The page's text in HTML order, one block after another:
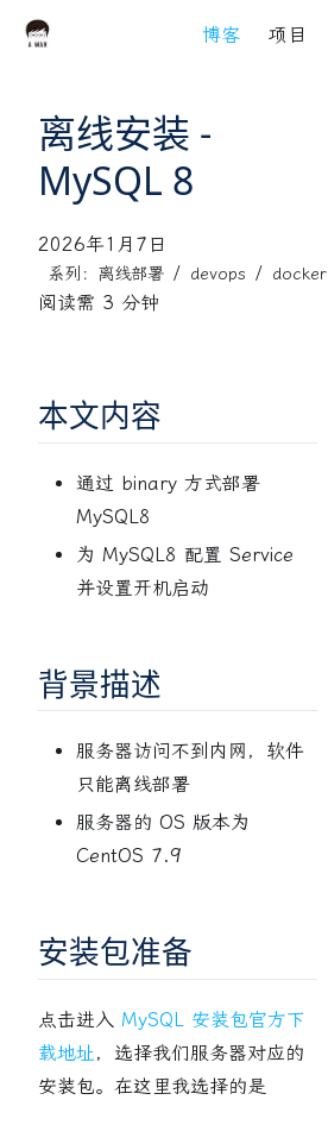
博客 项目
离线安装 -
MySQL 8
2026年1月7日
系列：离线部署 / devops / docker
阅读需 3 分钟
本文内容
通过 binary 方式部署
MySQL8
为 MySQL8 配置 Service
并设置开机启动
背景描述
服务器访问不到内网，软件
只能离线部署
服务器的 OS 版本为
CentOS 7.9
安装包准备
点击进入 MySQL 安装包官方下
载地址，选择我们服务器对应的
安装包。在这里我选择的是